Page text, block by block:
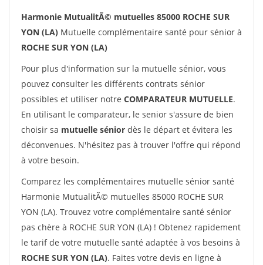
Harmonie MutualitÃ© mutuelles 85000 ROCHE SUR
YON (LA) Mutuelle complémentaire santé pour sénior à
ROCHE SUR YON (LA)
Pour plus d'information sur la mutuelle sénior, vous
pouvez consulter les différents contrats sénior
possibles et utiliser notre COMPARATEUR MUTUELLE.
En utilisant le comparateur, le senior s'assure de bien
choisir sa mutuelle sénior dès le départ et évitera les
déconvenues. N'hésitez pas à trouver l'offre qui répond
à votre besoin.
Comparez les complémentaires mutuelle sénior santé
Harmonie MutualitÃ© mutuelles 85000 ROCHE SUR
YON (LA). Trouvez votre complémentaire santé sénior
pas chère à ROCHE SUR YON (LA) ! Obtenez rapidement
le tarif de votre mutuelle santé adaptée à vos besoins à
ROCHE SUR YON (LA). Faites votre devis en ligne à